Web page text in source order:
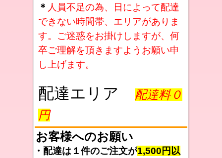
＊ 人員不足の為、日によって配達
できない時間帯、エリアがありま
す。ご迷惑をお掛けしますが、何
卒ご理解を頂きますようお願い申
し上げます。
配達エリア
配達料０
円
お客様へのお願い
・配達は１件のご注文が1,500円以